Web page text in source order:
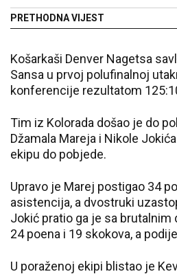
(VIDEO)
PRETHODNA VIJEST
Košarkaši Denver Nagetsa
Sansa u prvoj polufinalnoj
konferencije rezultatom
Tim iz Kolorada došao je do
Džamala Mareja i Nikole
ekipu do pobjede.
Upravo je Marej postigao 34
asistencija, a dvostruki
Jokić pratio ga je sa brutalnim
24 poena i 19 skokova, a
U poraženoj ekipi blistao je